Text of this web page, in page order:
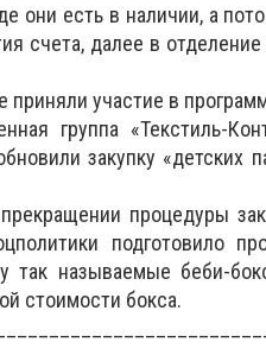
они есть в наличии, а
счета, далее в
приняли участие в
группа «Текстиль-
закупку «детских
процедуры
подготовило
так называемые беби-
стоимости бокса.